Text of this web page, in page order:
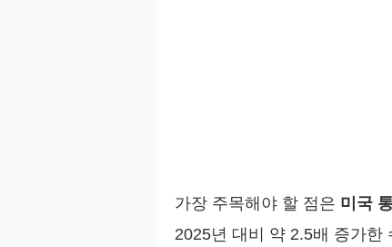
가장 주목해야 할 점은 미국
2025년 대비 약 2.5배 증가한